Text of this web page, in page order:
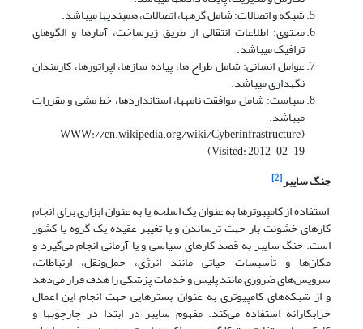
شبکه و اتصالات: شامل گره­ها، اتصالات، همبندی­ها می­باشد.
محتوی: اطلاعات انتقالی از طریق زیرساخت، آمارها و الگوهای
ترافیک می­باشد.
عوامل انسانی: شامل طراح ها، پیاده سازها، اپراتورها، کارمندان
نگهداری می­باشد.
سیاست: شامل موافقت نامه­ها، استانداردها، خط مشی و مقررات
می­باشد.
(WWW://en.wikipedia.org/wiki/Cyberinfrastructure,
Visited: 2012-02-19)
جنگ سایبر[2]
استفاده از کامپیوترها به عنوان یک اسلحه یا به عنوان ابزاری برای انجام
کارهای خشونت بار جهت ترساندن و یا تغییر عقیده یک گروه یا کشور
است. جنگ سایبر به قصد کارهای سیاسی و یا آرمانی انجام می‌گیرد و
مکان‌ها و تأسیسات حیاتی مانند انرژی، حمل‌ونقل، ارتباطات،
سرویس‌های ضروری مانند پلیس و خدمات پزشکی را هدف قرار می‌دهد
و از شبکه‌های کامپیوتری به عنوان بسترهایی جهت انجام این اعمال
خرابکارانه استفاده می‌کند. مفهوم سایبر در ابتدا در چارچوب­ها و